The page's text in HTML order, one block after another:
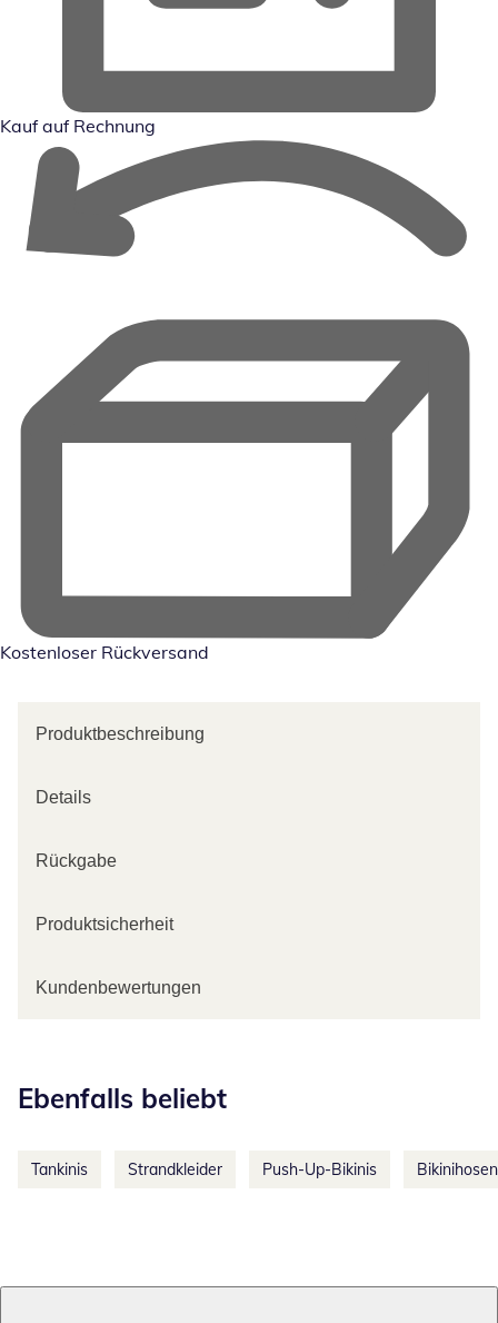
Kauf auf Rechnung
Kostenloser Rückversand
Produktbeschreibung
Details
Rückgabe
Produktsicherheit
Kundenbewertungen
Ebenfalls beliebt
Tankinis Strandkleider Push-Up-Bikinis Bikinihosen